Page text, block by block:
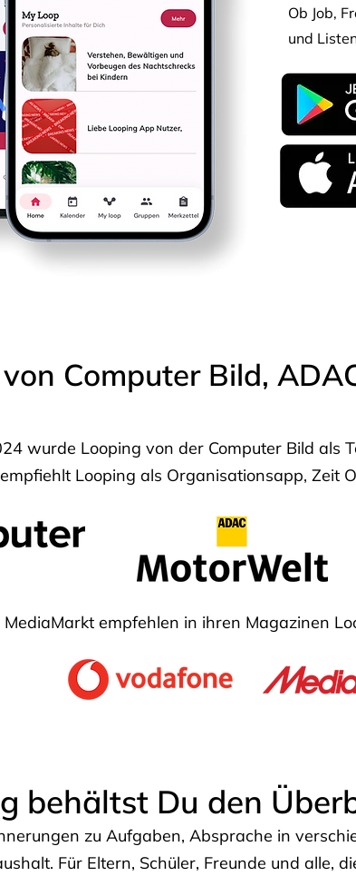
Ob Job,
und
Computer Bild,
wurde Looping von der Computer Bild als
Looping als Organisationsapp, Zeit
empfehlen in ihren Magazinen
behältst Du den
zu Aufgaben, Absprache in
Für Eltern, Schüler, Freunde und alle,